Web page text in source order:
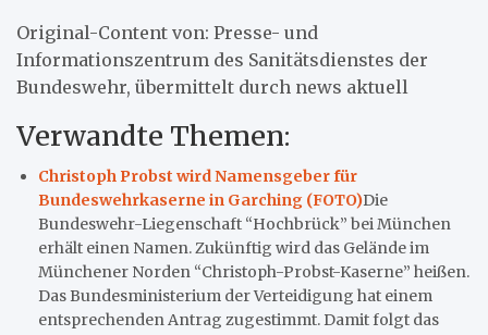
Original-Content von: Presse- und
Informationszentrum des Sanitätsdienstes der
Bundeswehr, übermittelt durch news aktuell
Verwandte Themen:
Christoph Probst wird Namensgeber für
Bundeswehrkaserne in Garching (FOTO)Die
Bundeswehr-Liegenschaft “Hochbrück” bei München
erhält einen Namen. Zukünftig wird das Gelände im
Münchener Norden “Christoph-Probst-Kaserne” heißen.
Das Bundesministerium der Verteidigung hat einem
entsprechenden Antrag zugestimmt. Damit folgt das